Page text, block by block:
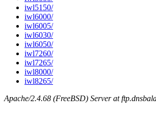
iwl5150/
iwl6000/
iwl6005/
iwl6030/
iwl6050/
iwl7260/
iwl7265/
iwl8000/
iwl8265/
Apache/2.4.68 (FreeBSD) Server at